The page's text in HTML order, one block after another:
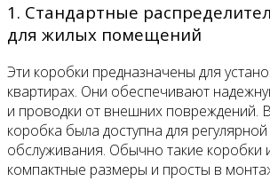
1. Стандартные
для жилых помещений
Эти коробки предназначены для
квартирах. Они обеспечивают
и проводки от внешних повреждений.
коробка была доступна для
обслуживания. Обычно такие коробки
компактные размеры и просты в